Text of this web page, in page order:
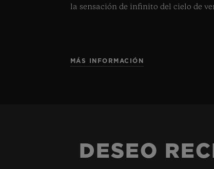
la sensación de infinito del cielo de
MÁS INFORMACIÓN
DESEO